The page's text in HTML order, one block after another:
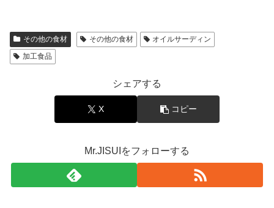
その他の食材 その他の食材
オイルサーディン
加工食品
シェアする
X コピー
Mr.JISUIをフォローする